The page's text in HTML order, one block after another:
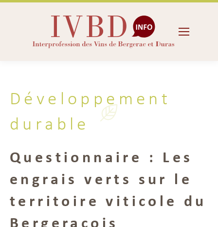
Développement
durable
Questionnaire : Les
engrais verts sur le
territoire viticole du
Bergeracois